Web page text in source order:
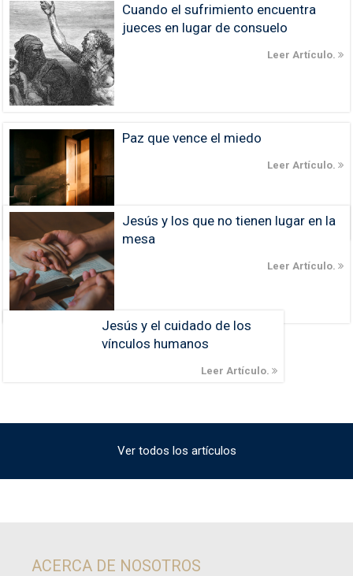
Cuando el sufrimiento encuentra
jueces en lugar de consuelo
Leer Artículo.
Paz que vence el miedo
Leer Artículo.
Jesús y los que no tienen lugar en la
mesa
Leer Artículo.
Jesús y el cuidado de los
vínculos humanos
Leer Artículo.
Ver todos los artículos
ACERCA DE NOSOTROS